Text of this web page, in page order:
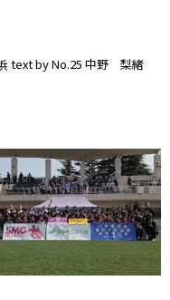
text by No.25 中野 梨緒